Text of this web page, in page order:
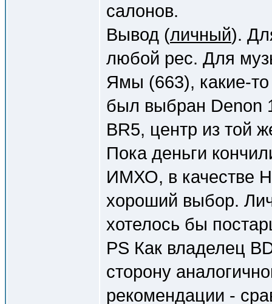
салонов.
Вывод (личный).
любой рес. Для
Ямы (663), какие-
был выбран Denon
BR5, центр из той
Пока деньги
ИМХО, в качестве
хороший выбор.
хотелось бы
PS Как владелец
сторону
рекомендации -